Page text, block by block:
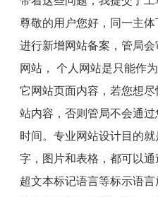
尊敬的用户您好，同一主
进行新增网站备案，管局
网站， 个人网站是只能作
它网站页面内容，若您想
站内容，否则管局不会通
时间。专业网站设计目的
字，图片和表格，都可以
超文本标记语言等标示语